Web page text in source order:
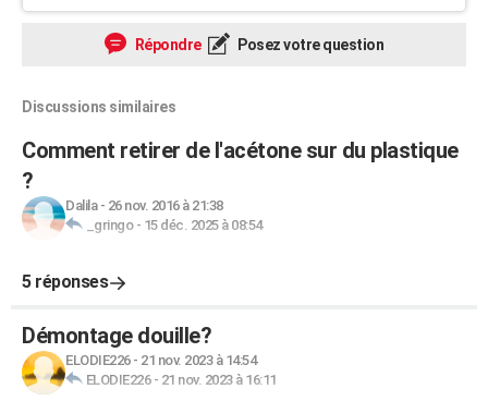
Répondre Posez votre question
Discussions similaires
Comment retirer de l'acétone sur du plastique
?
Dalila- 26 nov. 2016 à 21:38
_gringo- 15 déc. 2025 à 08:54
5 réponses
Démontage douille?
ELODIE226- 21 nov. 2023 à 14:54
ELODIE226- 21 nov. 2023 à 16:11